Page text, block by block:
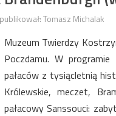
Tomasz Michalak
Muzeum Twierdzy
Poczdamu. W
pałaców z tysiącletnią
Królewskie, meczet,
pałacowy Sanssouci: